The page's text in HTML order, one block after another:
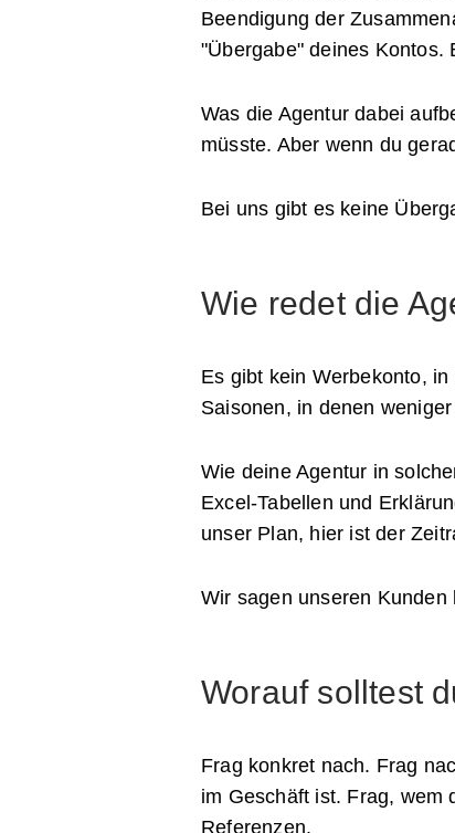
Beendigung der
"Übergabe" deines Kontos.
Was die Agentur dabei
müsste. Aber wenn du
Bei uns gibt es keine
Wie redet die
Es gibt kein Werbekonto,
Saisonen, in denen
Wie deine Agentur in
Excel-Tabellen und
unser Plan, hier ist der
Wir sagen unseren
Worauf solltest
Frag konkret nach. Frag
im Geschäft ist. Frag, wem
Referenzen.